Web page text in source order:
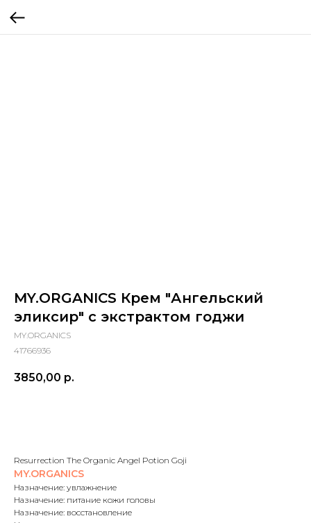
MY.ORGANICS Крем "Ангельский
эликсир" с экстрактом годжи
MY.ORGANICS
41766936
3850,00 р.
Resurrection The Organic Angel Potion Goji
MY.ORGANICS
Назначение: увлажнение
Назначение: питание кожи головы
Назначение: восстановление